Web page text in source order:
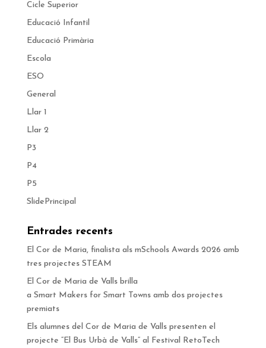
Cicle Superior
Educació Infantil
Educació Primària
Escola
ESO
General
Llar 1
Llar 2
P3
P4
P5
SlidePrincipal
Entrades recents
El Cor de Maria, finalista als mSchools Awards 2026 amb
tres projectes STEAM
El Cor de Maria de Valls brilla
a Smart Makers for Smart Towns amb dos projectes
premiats
Els alumnes del Cor de Maria de Valls presenten el
projecte “El Bus Urbà de Valls” al Festival RetoTech